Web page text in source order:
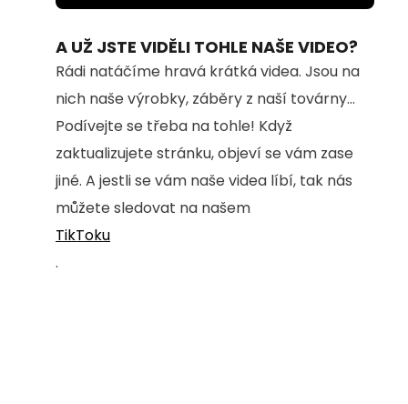
49.08%
A UŽ JSTE VIDĚLI TOHLE NAŠE VIDEO?
Rádi natáčíme hravá krátká videa. Jsou na
nich naše výrobky, záběry z naší továrny...
Podívejte se třeba na tohle! Když
zaktualizujete stránku, objeví se vám zase
jiné. A jestli se vám naše videa líbí, tak nás
můžete sledovat na našem
TikToku
.